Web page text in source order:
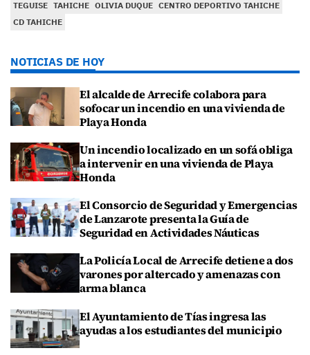
TEGUISE TAHICHE OLIVIA DUQUE CENTRO DEPORTIVO TAHICHE
CD TAHICHE
NOTICIAS DE HOY
El alcalde de Arrecife colabora para
sofocar un incendio en una vivienda de
Playa Honda
Un incendio localizado en un sofá obliga
a intervenir en una vivienda de Playa
Honda
El Consorcio de Seguridad y Emergencias
de Lanzarote presenta la Guía de
Seguridad en Actividades Náuticas
La Policía Local de Arrecife detiene a dos
varones por altercado y amenazas con
arma blanca
El Ayuntamiento de Tías ingresa las
ayudas a los estudiantes del municipio